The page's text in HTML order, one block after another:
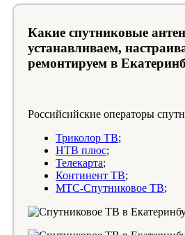
Какие спутниковые
устанавливаем,
ремонтируем в
Российсийские операторы
Триколор ТВ;
НТВ плюс;
Телекарта;
Континент ТВ;
МТС-Спутниковое ТВ;